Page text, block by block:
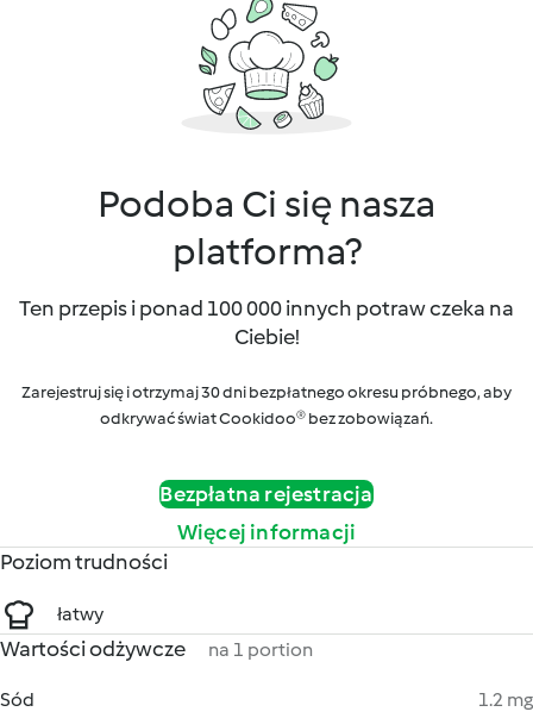
Podoba Ci się nasza
platforma?
Ten przepis i ponad 100 000 innych potraw czeka na
Ciebie!
Zarejestruj się i otrzymaj 30 dni bezpłatnego okresu próbnego, aby
odkrywać świat Cookidoo® bez zobowiązań.
Bezpłatna rejestracja
Więcej informacji
Poziom trudności
łatwy
Wartości odżywcze na 1 portion
Sód
1.2 mg